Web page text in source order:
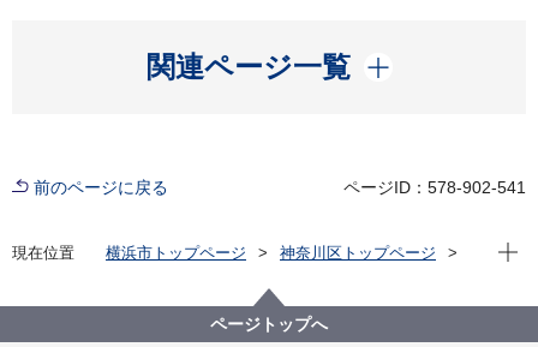
関連ページ一覧
開く
前のページに戻る ページID：578-902-541
現在位置 横浜市トップページ
神奈川区トップページ
地域福祉施設
地域ケアプラザ
地域ケアプラザ等紹介
現在
ページトップへ